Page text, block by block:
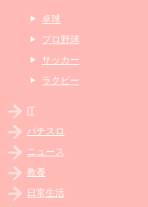
卓球
プロ野球
サッカー
ラクビー
IT
パチスロ
ニュース
教養
日常生活